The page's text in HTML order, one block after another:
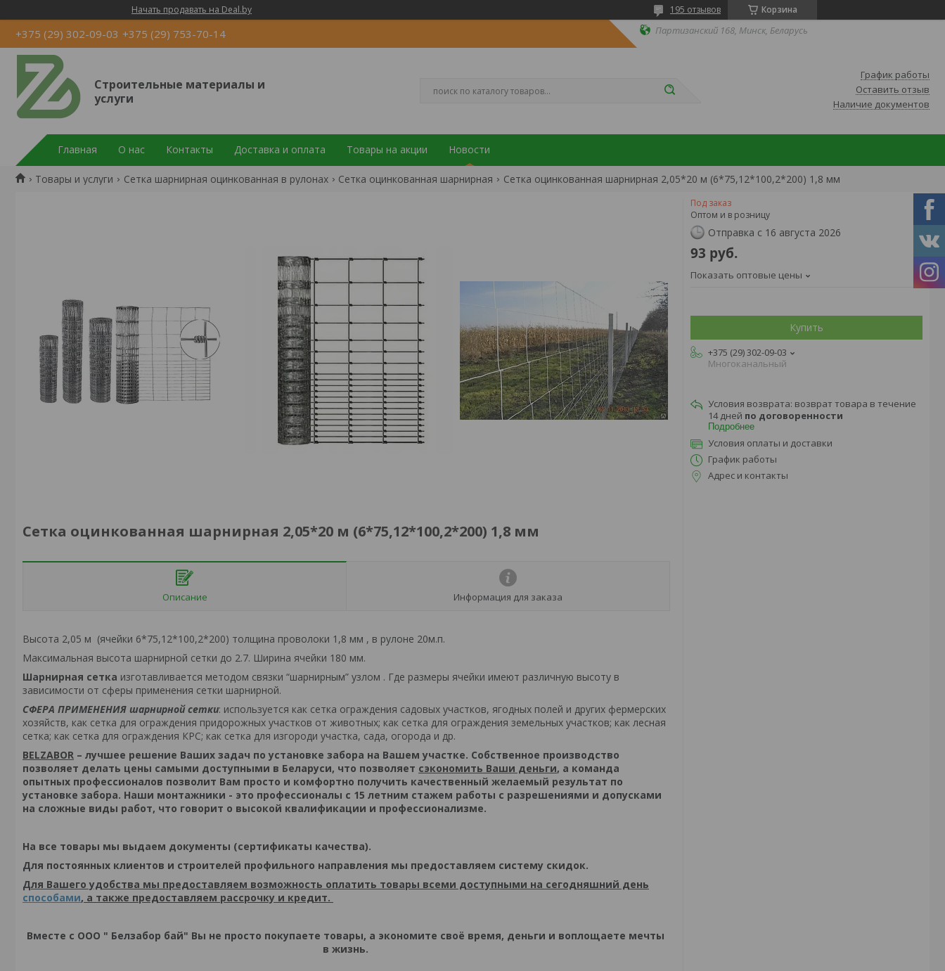
Начать продавать на Deal.by Корзина
195 отзывов
+375 (29) 302-09-03 +375 (29) 753-70-14 Партизанский 168, Минск, Беларусь
Строительные материалы и
услуги
График работы
Оставить отзыв
Наличие документов
Главная О нас Контакты Доставка и оплата Товары на акции Новости
Товары и услуги Сетка шарнирная оцинкованная в рулонах Сетка оцинкованная шарнирная Сетка оцинкованная шарнирная 2,05*20 м (6*75,12*100,2*200) 1,8 мм
Сетка оцинкованная шарнирная 2,05*20 м (6*75,12*100,2*200) 1,8 мм
Описание Информация для заказа
Высота 2,05 м (ячейки 6*75,12*100,2*200) толщина проволоки 1,8 мм , в рулоне 20м.п.
Максимальная высота шарнирной сетки до 2.7. Ширина ячейки 180 мм.
Шарнирная сетка изготавливается методом связки “шарнирным” узлом . Где размеры ячейки имеют различную высоту в
зависимости от сферы применения сетки шарнирной.
СФЕРА ПРИМЕНЕНИЯ шарнирной сетки: используется как сетка ограждения садовых участков, ягодных полей и других фермерских
хозяйств, как сетка для ограждения придорожных участков от животных; как сетка для ограждения земельных участков; как лесная
сетка; как сетка для ограждения КРС; как сетка для изгороди участка, сада, огорода и др.
BELZABOR – лучшее решение Ваших задач по установке забора на Вашем участке. Собственное производство
позволяет делать цены самыми доступными в Беларуси, что позволяет сэкономить Ваши деньги, а команда
опытных профессионалов позволит Вам просто и комфортно получить качественный желаемый результат по
установке забора. Наши монтажники - это профессионалы с 15 летним стажем работы с разрешениями и допусками
на сложные виды работ, что говорит о высокой квалификации и профессионализме.
На все товары мы выдаем документы (сертификаты качества).
Для постоянных клиентов и строителей профильного направления мы предоставляем систему скидок.
Для Вашего удобства мы предоставляем возможность оплатить товары всеми доступными на сегодняшний день
способами, а также предоставляем рассрочку и кредит.
Вместе с ООО " Белзабор бай" Вы не просто покупаете товары, а экономите своё время, деньги и воплощаете мечты
в жизнь.
Под заказ
Оптом и в розницу
Отправка с 16 августа 2026
93 руб.
Показать оптовые цены
Купить
+375 (29) 302-09-03
Многоканальный
возврат товара в течение
14 дней по договоренности
Подробнее
Условия оплаты и доставки
График работы
Адрес и контакты